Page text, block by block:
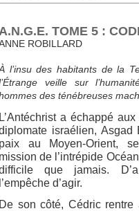
TOME 5 :
ROBILLARD
l’insu des habitants de la
veille sur
des ténébreuses
L’Antéchrist a échappé
israélien,
paix au Moyen-Orient,
mission de l’intrépide
que jamais.
l’empêche d’agir.
De son côté, Cédric